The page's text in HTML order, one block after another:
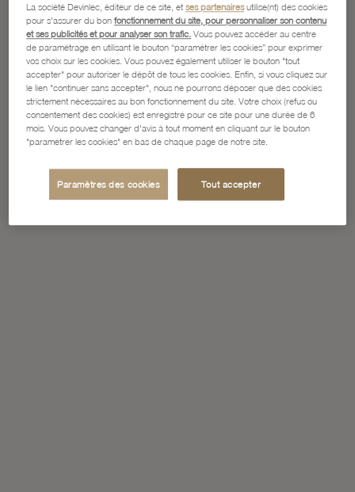
La société Devinlec, éditeur de ce site, etses partenairesutilise(nt) des cookies
pour s'assurer du bonfonctionnement du site, pour personnaliser son contenu
et ses publicités et pour analyser son trafic. Vous pouvez accéder au centre
de paramétrage en utilisant le bouton “paramétrer les cookies” pour exprimer
vos choix sur les cookies. Vous pouvez également utiliser le bouton "tout
accepter" pour autoriser le dépôt de tous les cookies. Enfin, si vous cliquez sur
le lien "continuer sans accepter", nous ne pourrons déposer que des cookies
strictement nécessaires au bon fonctionnement du site. Votre choix (refus ou
consentement des cookies) est enregistré pour ce site pour une durée de 6
mois. Vous pouvez changer d'avis à tout moment en cliquant sur le bouton
"paramétrer les cookies" en bas de chaque page de notre site.
Paramètres des cookies Tout accepter